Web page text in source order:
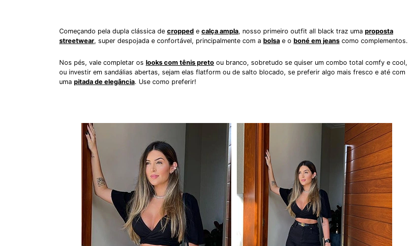
Começando pela dupla clássica de cropped e calça ampla, nosso primeiro outfit all black traz uma proposta
streetwear, super despojada e confortável, principalmente com a bolsa e o boné em jeans como complementos.
Nos pés, vale completar os looks com tênis preto ou branco, sobretudo se quiser um combo total comfy e cool,
ou investir em sandálias abertas, sejam elas flatform ou de salto blocado, se preferir algo mais fresco e até com
uma pitada de elegância. Use como preferir!